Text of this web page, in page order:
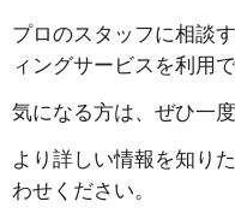
プロのスタッフに相談
ィングサービスを利用で
気になる方は、ぜひ一
より詳しい情報を知り
わせください。